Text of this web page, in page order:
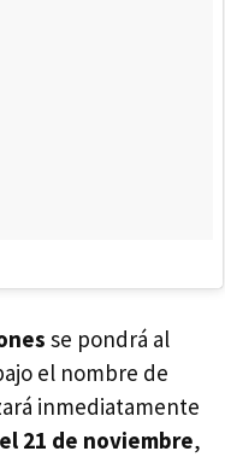
se pondrá al
el nombre de
inmediatamente
el 21 de noviembre,